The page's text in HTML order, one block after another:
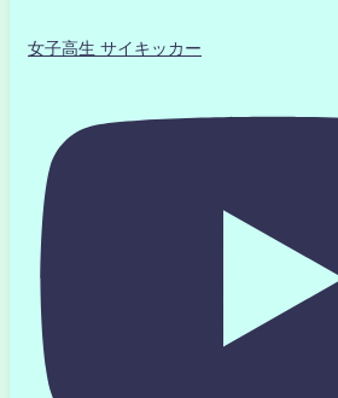
女子高生 サイキッカー